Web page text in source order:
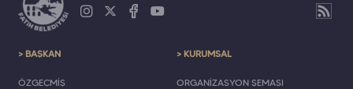
> BAŞKAN
ÖZGEÇMİŞ
> KURUMSAL
ORGANİZASYON ŞEMASI